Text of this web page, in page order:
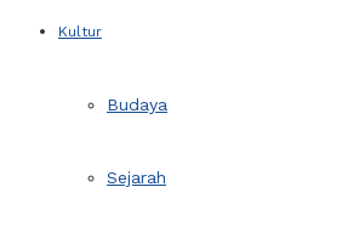
Kultur
Budaya
Sejarah